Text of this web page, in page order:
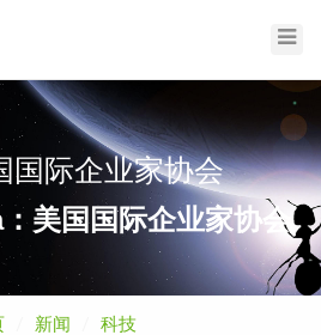
国际企业家协会
美国国际企业家协会
新闻
科技